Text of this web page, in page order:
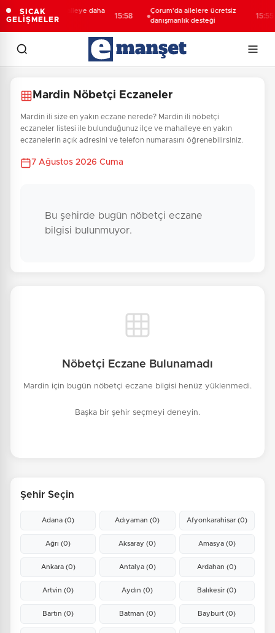
SICAK
GELİŞMELER
Sakarya’da 3 mahalleye daha
sportif yatırım
15:58
Çorum'da ailelere ücretsiz
danışmanlık desteği
15:55
Mardin Nöbetçi Eczaneler
Mardin ili size en yakın eczane nerede? Mardin ili nöbetçi
eczaneler listesi ile bulunduğunuz ilçe ve mahalleye en yakın
eczanelerin açık adresini ve telefon numarasını öğrenebilirsiniz.
7 Ağustos 2026 Cuma
Bu şehirde bugün nöbetçi eczane
bilgisi bulunmuyor.
Nöbetçi Eczane Bulunamadı
Mardin için bugün nöbetçi eczane bilgisi henüz yüklenmedi.
Başka bir şehir seçmeyi deneyin.
Şehir Seçin
Adana(0) Adıyaman(0) Afyonkarahisar (0)
Ağrı(0) Aksaray(0) Amasya (0)
Ankara (0) Antalya (0) Ardahan(0)
Artvin(0) Aydın(0) Balıkesir(0)
Bartın(0) Batman (0) Bayburt(0)